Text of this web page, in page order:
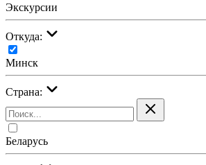
Экскурсии
Откуда:
Минск
Страна:
Беларусь